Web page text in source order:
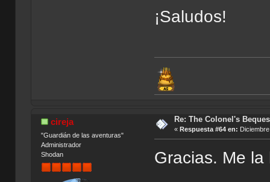
¡Saludos!
cireja
"Guardián de las aventuras"
Administrador
Shodan
Re: The Colonel's
« Respuesta #64 en:
Gracias. Me